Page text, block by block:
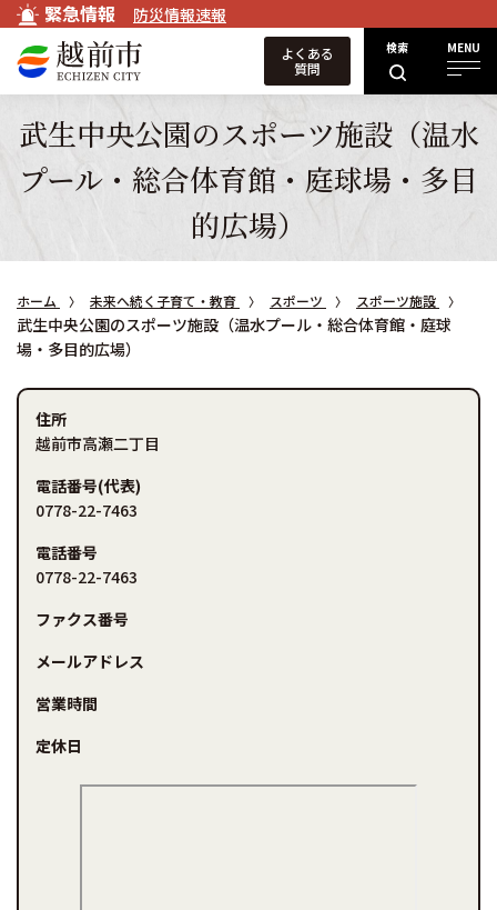
緊急情報 防災情報速報
検索 MENU
よくある
質問
武生中央公園のスポーツ施設（温水
プール・総合体育館・庭球場・多目
的広場）
ホーム 未来へ続く子育て・教育 スポーツ スポーツ施設
武生中央公園のスポーツ施設（温水プール・総合体育館・庭球
場・多目的広場）
住所
越前市高瀬二丁目
電話番号(代表)
0778-22-7463
電話番号
0778-22-7463
ファクス番号
メールアドレス
営業時間
定休日